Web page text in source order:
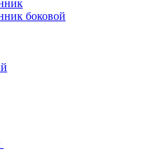
боковой